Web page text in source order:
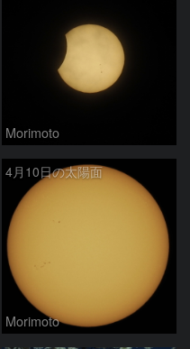
Morimoto
4月10日の太陽面
Morimoto